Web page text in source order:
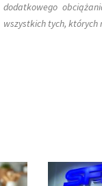
dodatkowego
wszystkich tych, których